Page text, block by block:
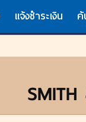
แจ้งชำระเงิน